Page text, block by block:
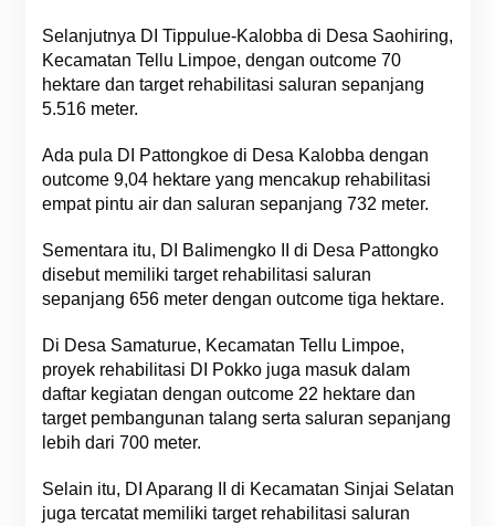
Selanjutnya DI Tippulue-Kalobba di Desa Saohiring,
Kecamatan Tellu Limpoe, dengan outcome 70
hektare dan target rehabilitasi saluran sepanjang
5.516 meter.
Ada pula DI Pattongkoe di Desa Kalobba dengan
outcome 9,04 hektare yang mencakup rehabilitasi
empat pintu air dan saluran sepanjang 732 meter.
Sementara itu, DI Balimengko II di Desa Pattongko
disebut memiliki target rehabilitasi saluran
sepanjang 656 meter dengan outcome tiga hektare.
Di Desa Samaturue, Kecamatan Tellu Limpoe,
proyek rehabilitasi DI Pokko juga masuk dalam
daftar kegiatan dengan outcome 22 hektare dan
target pembangunan talang serta saluran sepanjang
lebih dari 700 meter.
Selain itu, DI Aparang II di Kecamatan Sinjai Selatan
juga tercatat memiliki target rehabilitasi saluran